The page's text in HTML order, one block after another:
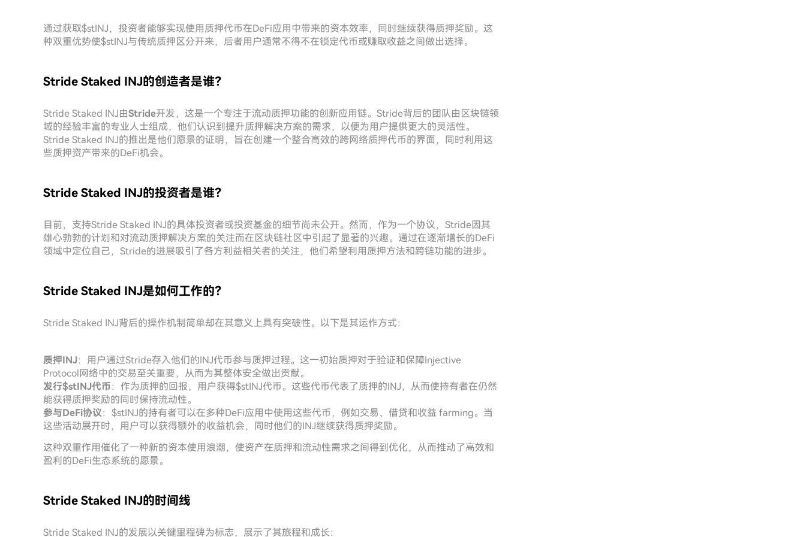
通过获取$stINJ，投资者能够实现使用质押代币在DeFi应用中带来的资本效率，同时继续获得质押奖励。这
种双重优势使$stINJ与传统质押区分开来，后者用户通常不得不在锁定代币或赚取收益之间做出选择。
Stride Staked INJ的创造者是谁？
Stride Staked INJ由Stride开发，这是一个专注于流动质押功能的创新应用链。Stride背后的团队由区块链领
域的经验丰富的专业人士组成，他们认识到提升质押解决方案的需求，以便为用户提供更大的灵活性。
Stride Staked INJ的推出是他们愿景的证明，旨在创建一个整合高效的跨网络质押代币的界面，同时利用这
些质押资产带来的DeFi机会。
Stride Staked INJ的投资者是谁？
目前，支持Stride Staked INJ的具体投资者或投资基金的细节尚未公开。然而，作为一个协议，Stride因其
雄心勃勃的计划和对流动质押解决方案的关注而在区块链社区中引起了显著的兴趣。通过在逐渐增长的DeFi
领域中定位自己，Stride的进展吸引了各方利益相关者的关注，他们希望利用质押方法和跨链功能的进步。
Stride Staked INJ是如何工作的？
Stride Staked INJ背后的操作机制简单却在其意义上具有突破性。以下是其运作方式：
质押INJ：用户通过Stride存入他们的INJ代币参与质押过程。这一初始质押对于验证和保障Injective
Protocol网络中的交易至关重要，从而为其整体安全做出贡献。
发行$stINJ代币：作为质押的回报，用户获得$stINJ代币。这些代币代表了质押的INJ，从而使持有者在仍然
能获得质押奖励的同时保持流动性。
参与DeFi协议：$stINJ的持有者可以在多种DeFi应用中使用这些代币，例如交易、借贷和收益 farming。当
这些活动展开时，用户可以获得额外的收益机会，同时他们的INJ继续获得质押奖励。
这种双重作用催化了一种新的资本使用浪潮，使资产在质押和流动性需求之间得到优化，从而推动了高效和
盈利的DeFi生态系统的愿景。
Stride Staked INJ的时间线
Stride Staked INJ的发展以关键里程碑为标志，展示了其旅程和成长：